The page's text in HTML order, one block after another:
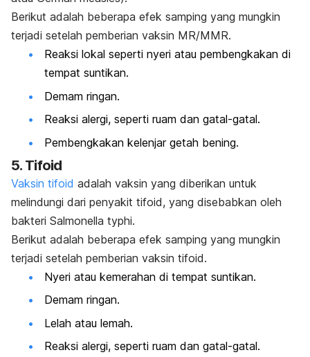
Berikut adalah beberapa efek samping yang mungkin
terjadi setelah pemberian vaksin MR/MMR.
Reaksi lokal seperti nyeri atau pembengkakan di
tempat suntikan.
Demam ringan.
Reaksi alergi, seperti ruam dan gatal-gatal.
Pembengkakan kelenjar getah bening.
5. Tifoid
Vaksin tifoid adalah vaksin yang diberikan untuk
melindungi dari penyakit tifoid, yang disebabkan oleh
bakteri Salmonella typhi.
Berikut adalah beberapa efek samping yang mungkin
terjadi setelah pemberian vaksin tifoid.
Nyeri atau kemerahan di tempat suntikan.
Demam ringan.
Lelah atau lemah.
Reaksi alergi, seperti ruam dan gatal-gatal.